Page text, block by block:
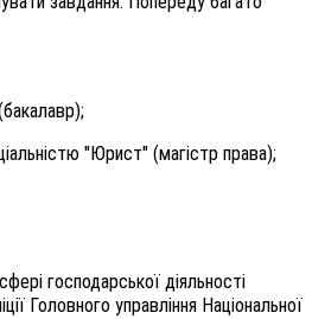
"Юрист" (магістр права);
господарської діяльності
Головного управління Національної